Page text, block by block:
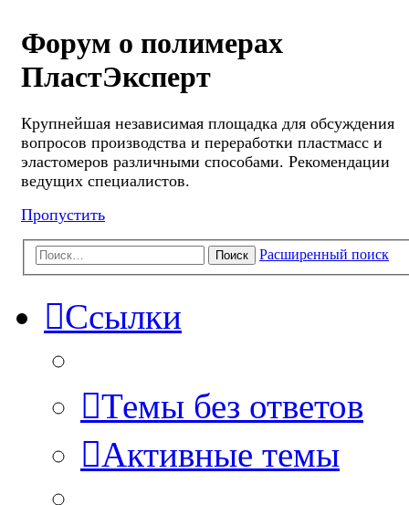
Форум о полимерах
ПластЭксперт
Крупнейшая независимая площадка для обсуждения
вопросов производства и переработки пластмасс и
эластомеров различными способами. Рекомендации
ведущих специалистов.
Пропустить
Поиск Расширенный поиск
Ссылки
Темы без ответов
Активные темы